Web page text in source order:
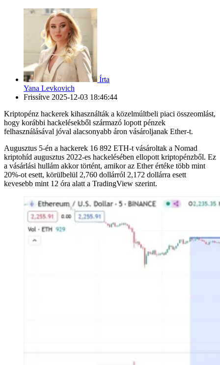
Írta
Yana Levkovich
Frissítve 2025-12-03 18:46:44
Kriptopénz hackerek kihasználták a közelmúltbeli piaci összeomlást,
hogy korábbi hackelésekből származó lopott pénzek
felhasználásával jóval alacsonyabb áron vásároljanak Ether-t.
Augusztus 5-én a hackerek 16 892 ETH-t vásároltak a Nomad
kriptohíd augusztus 2022-es hackelésében ellopott kriptopénzből. Ez
a vásárlási hullám akkor történt, amikor az Ether értéke több mint
20%-ot esett, körülbelül 2,760 dollárról 2,172 dollárra esett
kevesebb mint 12 óra alatt a TradingView szerint.